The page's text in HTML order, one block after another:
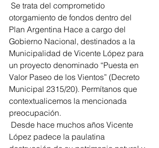
otorgamiento de fondos dentro del
Plan Argentina Hace a cargo del
Gobierno Nacional, destinados a la
Municipalidad de Vicente López para
un proyecto denominado “Puesta en
Valor Paseo de los Vientos” (Decreto
Municipal 2315/20). Permítanos que
contextualicemos la mencionada
preocupación.
López padece la paulatina